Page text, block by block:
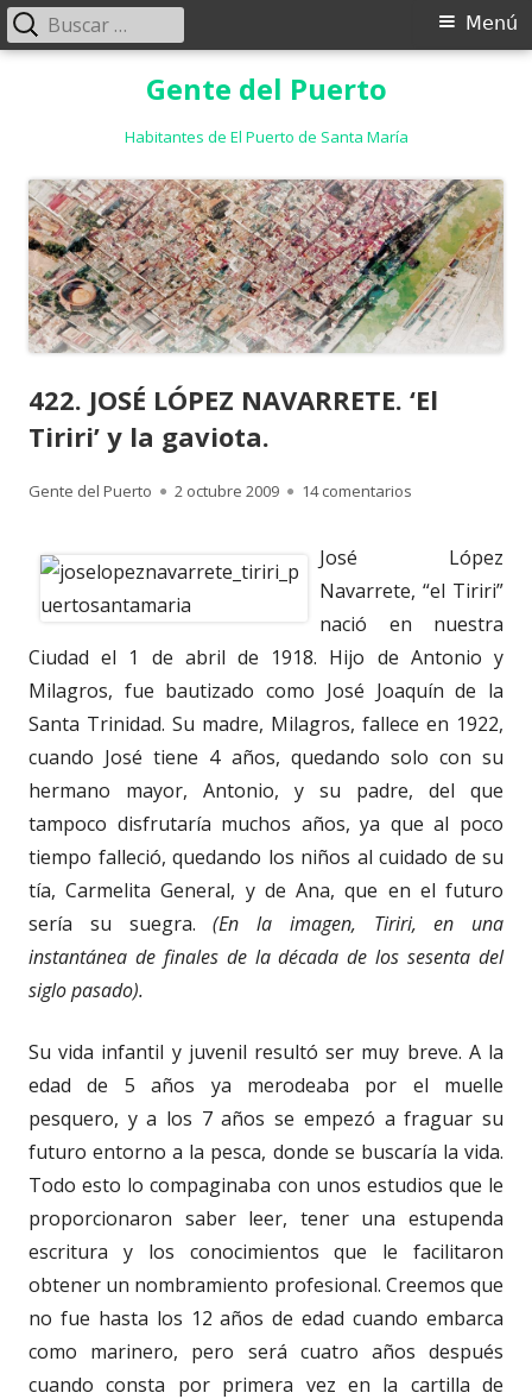
Gente del Puerto
Habitantes de El Puerto de Santa María
Menú
Menú
Buscar:
422. JOSÉ LÓPEZ NAVARRETE. ‘El
Tiriri’ y la gaviota.
Autor
Gente del Puerto
Publicado
2 octubre 2009 14 comentarios
José López
Navarrete, “el Tiriri”
nació en nuestra
Ciudad el 1 de abril de 1918. Hijo de Antonio y
Milagros, fue bautizado como José Joaquín de la
Santa Trinidad. Su madre, Milagros, fallece en 1922,
cuando José tiene 4 años, quedando solo con su
hermano mayor, Antonio, y su padre, del que
tampoco disfrutaría muchos años, ya que al poco
tiempo falleció, quedando los niños al cuidado de su
tía, Carmelita General, y de Ana, que en el futuro
sería su suegra.(En la imagen, Tiriri, en una
instantánea de finales de la década de los sesenta del
siglo pasado).
Su vida infantil y juvenil resultó ser muy breve. A la
edad de 5 años ya merodeaba por el muelle
pesquero, y a los 7 años se empezó a fraguar su
futuro entorno a la pesca, donde se buscaría la vida.
Todo esto lo compaginaba con unos estudios que le
proporcionaron saber leer, tener una estupenda
escritura y los conocimientos que le facilitaron
obtener un nombramiento profesional. Creemos que
no fue hasta los 12 años de edad cuando embarca
como marinero, pero será cuatro años después
cuando consta por primera vez en la cartilla de